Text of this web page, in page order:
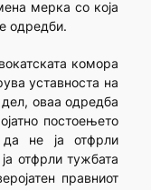
мерка со која
одредби.
комора
уставноста на
оваа одредба
постоењето
да не ја отфрли
отфрли тужбата
правниот